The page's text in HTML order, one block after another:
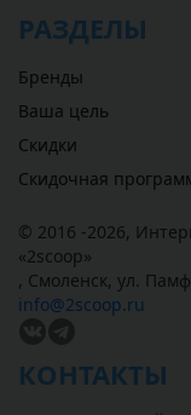
РАЗДЕЛЫ
Бренды
Ваша цель
Скидки
Скидочная
© 2016 -2026,
«2scoop»
, Смоленск, ул.
info@2scoop.ru
КОНТАКТЫ